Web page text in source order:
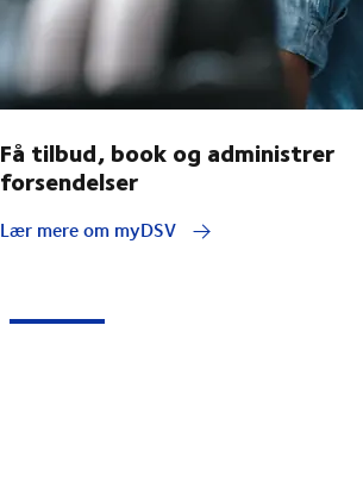
Få tilbud, book og administrer
forsendelser
Lær mere om myDSV